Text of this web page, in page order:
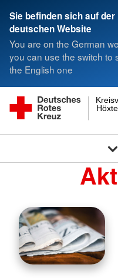
Sie befinden sich auf der
deutschen Website
You are on the German
you can use the switch to
the English one